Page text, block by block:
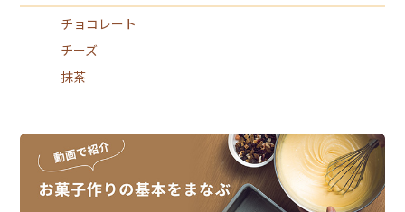
チョコレート
チーズ
抹茶